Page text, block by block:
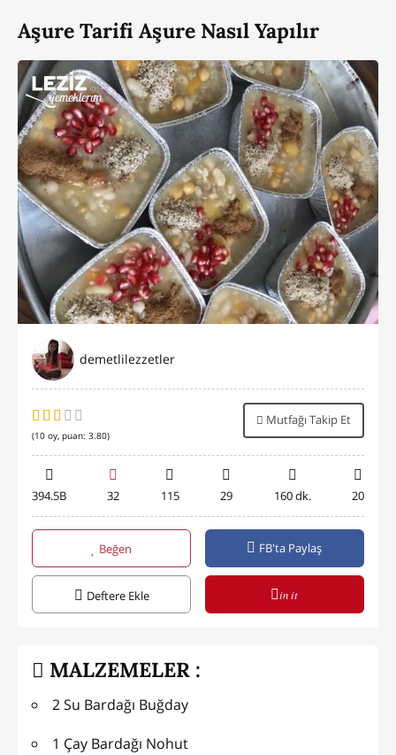
Aşure Tarifi Aşure Nasıl Yapılır
demetlilezzetler
(10 oy, puan: 3.80)
Mutfağı Takip Et
394.5B 32 115 29 160 dk. 20
Beğen FB'ta Paylaş
Deftere Ekle in it
MALZEMELER :
2 Su Bardağı Buğday
1 Çay Bardağı Nohut